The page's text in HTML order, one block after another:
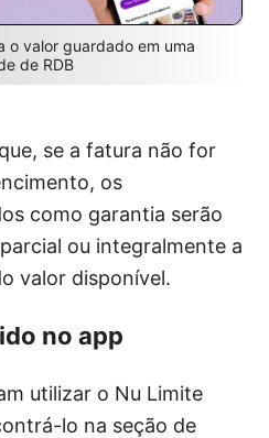
o valor guardado em uma
de RDB
se a fatura não for
os
como garantia serão
ou integralmente a
valor disponível.
no app
utilizar o Nu Limite
lo na seção de